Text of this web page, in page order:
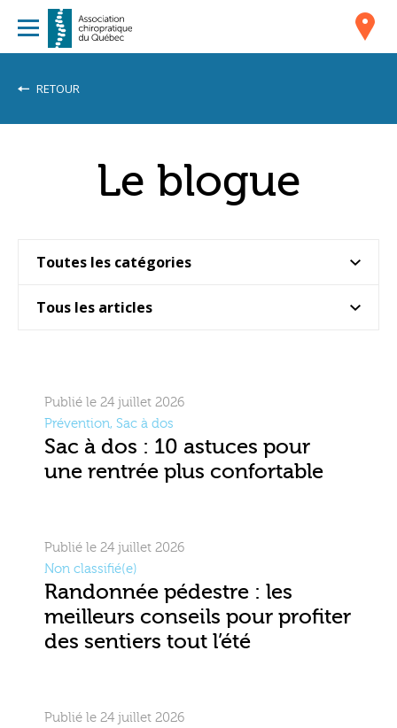
RETOUR
Le blogue
Publié le 24 juillet 2026
Prévention, Sac à dos
Sac à dos : 10 astuces pour
une rentrée plus confortable
Publié le 24 juillet 2026
Non classifié(e)
Randonnée pédestre : les
meilleurs conseils pour profiter
des sentiers tout l’été
Publié le 24 juillet 2026